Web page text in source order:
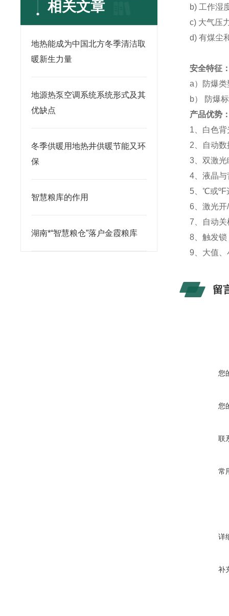
相关文章
地热能成为中国北方冬季清洁取
暖新生力量
地源热泵空调系统系统形式及其
优缺点
冬季供暖用地热井供暖节能又环
保
智慧粮库的作用
湖南*“智慧粮仓”落户金霞粮库
b) 工作湿
c) 大气压
d) 有煤尘
安全特征
a）防爆
b）
防爆
产品优势
1、白色
2、自动
3、双激光
4、液晶与
5、 ℃或ºF
6、激光开
7、自动关
8、触发锁
9、大值、
留
您
您
联
常
详
补